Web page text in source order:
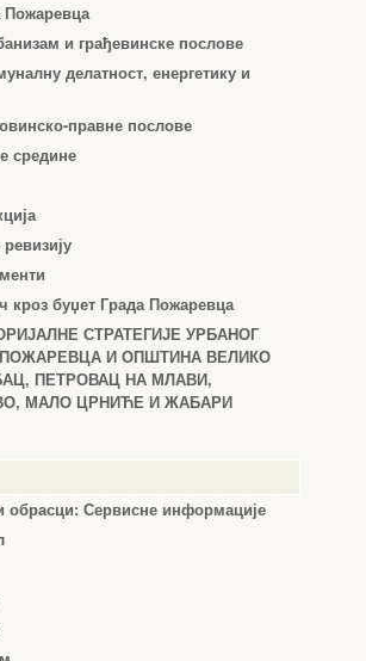
Пожаревца
и грађевинске послове
делатност, енергетику и
правне послове
средине
кроз буџет Града Пожаревца
СТРАТЕГИЈЕ УРБАНОГ
ПОЖАРЕВЦА И ОПШТИНА ВЕЛИКО
ПЕТРОВАЦ НА МЛАВИ,
МАЛО ЦРНИЋЕ И ЖАБАРИ
обрасци: Сервисне информације